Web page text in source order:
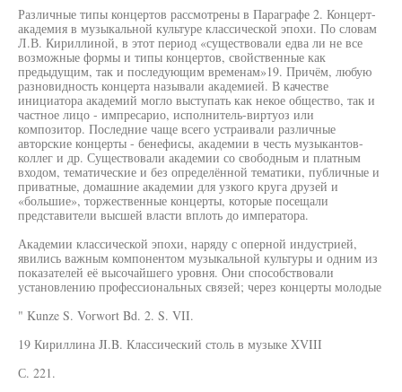
Различные типы концертов рассмотрены в Параграфе 2. Концерт-
академия в музыкальной культуре классической эпохи. По словам
Л.В. Кириллиной, в этот период «существовали едва ли не все
возможные формы и типы концертов, свойственные как
предыдущим, так и последующим временам»19. Причём, любую
разновидность концерта называли академией. В качестве
инициатора академий могло выступать как некое общество, так и
частное лицо - импресарио, исполнитель-виртуоз или
композитор. Последние чаще всего устраивали различные
авторские концерты - бенефисы, академии в честь музыкантов-
коллег и др. Существовали академии со свободным и платным
входом, тематические и без определённой тематики, публичные и
приватные, домашние академии для узкого круга друзей и
«большие», торжественные концерты, которые посещали
представители высшей власти вплоть до императора.
Академии классической эпохи, наряду с оперной индустрией,
явились важным компонентом музыкальной культуры и одним из
показателей её высочайшего уровня. Они способствовали
установлению профессиональных связей; через концерты молодые
" Kunze S. Vorwort Bd. 2. S. VII.
19 Кириллина JI.B. Классический столь в музыке XVIII
С. 221.